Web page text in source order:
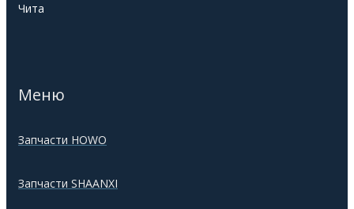
Чита
Меню
Запчасти HOWO
Запчасти SHAANXI